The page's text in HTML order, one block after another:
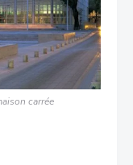
carrée